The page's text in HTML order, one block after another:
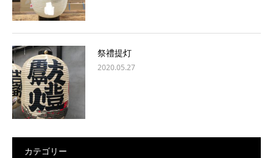
祭禮提灯
2020.05.27
カテゴリー